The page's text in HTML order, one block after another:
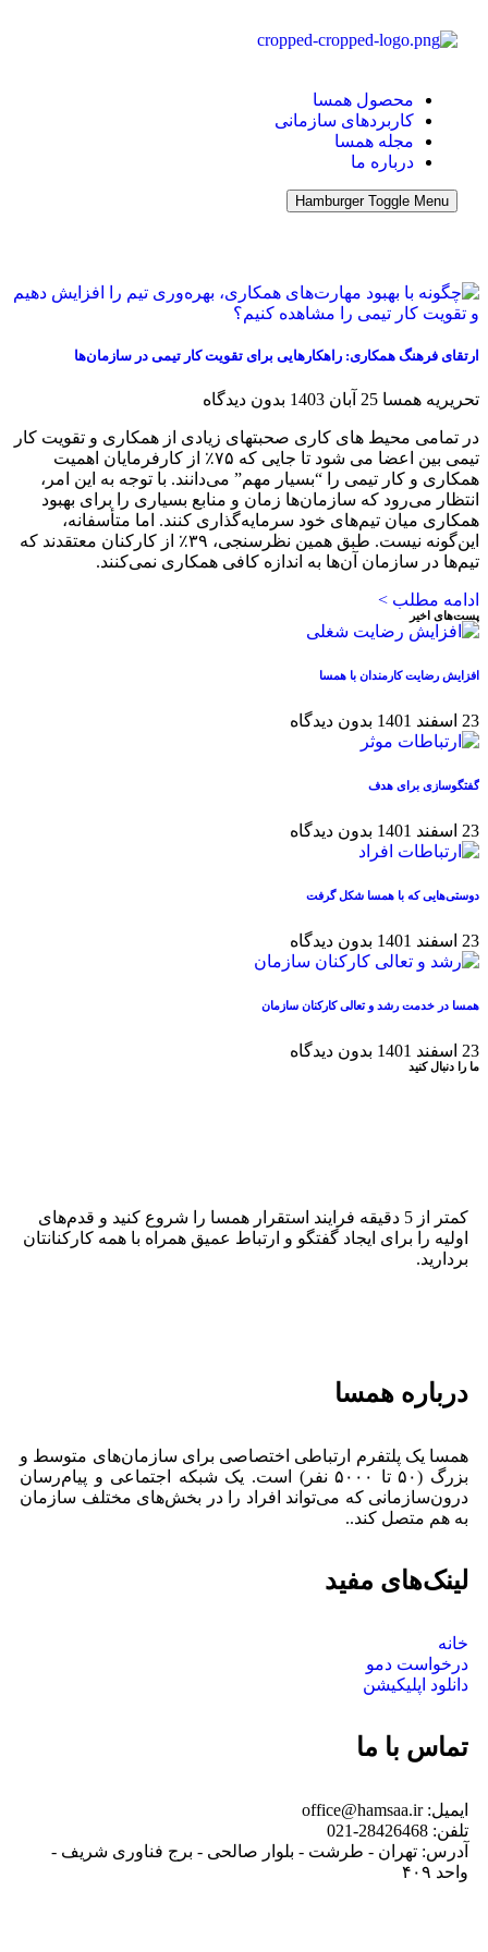
محصول همسا
کاربردهای سازمانی
مجله همسا
درباره ما
Hamburger Toggle Menu
ارتقای فرهنگ همکاری: راهکارهایی برای تقویت کار تیمی در سازمان‌ها
تحریریه همسا 25 آبان 1403 بدون دیدگاه
در تمامی محیط های کاری صحبتهای زیادی از همکاری و تقویت کار
تیمی بین اعضا می شود تا جایی که ۷۵٪ از کارفرمایان اهمیت
همکاری و کار تیمی را “بسیار مهم” می‌دانند. با توجه به این امر،
انتظار می‌رود که سازمان‌ها زمان و منابع بسیاری را برای بهبود
همکاری میان تیم‌های خود سرمایه‌گذاری کنند. اما متأسفانه،
این‌گونه نیست. طبق همین نظرسنجی، ۳۹٪ از کارکنان معتقدند که
تیم‌ها در سازمان آن‌ها به اندازه کافی همکاری نمی‌کنند.
ادامه مطلب >
پست‌های اخیر
افزایش رضایت کارمندان با همسا
23 اسفند 1401 بدون دیدگاه
گفتگوسازی برای هدف
23 اسفند 1401 بدون دیدگاه
دوستی‌هایی که با همسا شکل گرفت
23 اسفند 1401 بدون دیدگاه
همسا در خدمت رشد و تعالی کارکنان سازمان
23 اسفند 1401 بدون دیدگاه
ما را دنبال کنید
کمتر از 5 دقیقه فرایند استقرار همسا را شروع کنید و قدم‌های
اولیه را برای ایجاد گفتگو و ارتباط عمیق همراه با همه کارکنانتان
بردارید.
درباره همسا
همسا یک پلتفرم ارتباطی اختصاصی برای سازمان‌های متوسط و
بزرگ (۵۰ تا ۵۰۰۰ نفر) است. یک شبکه اجتماعی و پیام‌رسان
درون‌سازمانی که می‌تواند افراد را در بخش‌های مختلف سازمان
به هم متصل کند..
لینک‌های مفید
خانه
درخواست دمو
دانلود اپلیکیشن
تماس با ما
ایمیل: office@hamsaa.ir
تلفن: 28426468-021
آدرس: تهران - طرشت - بلوار صالحی - برج فناوری شریف -
واحد ۴۰۹